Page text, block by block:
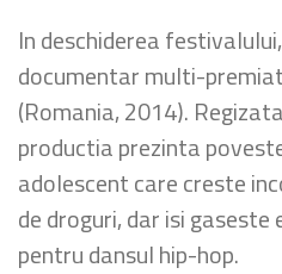
In deschiderea
documentar multi-premiat
(Romania, 2014).
productia prezinta
adolescent care creste
de droguri, dar isi gaseste
pentru dansul hip-hop.